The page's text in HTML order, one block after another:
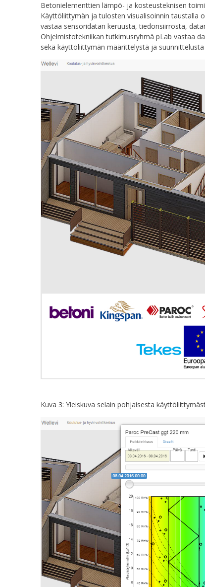
Betonielementtien lämpö- ja kosteusteknisen
Käyttöliittymän ja tulosten visualisoinnin taustalla
vastaa sensoridatan keruusta, tiedonsiirrosta,
Ohjelmistotekniikan tutkimusryhmä pLab vastaa
sekä käyttöliittymän määrittelystä ja
Kuva 3: Yleiskuva selain pohjaisesta